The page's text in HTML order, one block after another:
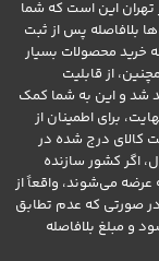
تهران این است که شما
بلافاصله پس از ثبت
خرید محصولات بسیار
از قابلیت
شد و این به شما کمک
برای اطمینان از
کالای درج شده در
اگر کشور سازنده
می‌شوند، واقعاً از
در صورتی که عدم تطابق
و مبلغ بلافاصله